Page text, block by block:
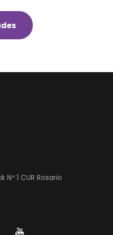
1 CUR Rosario